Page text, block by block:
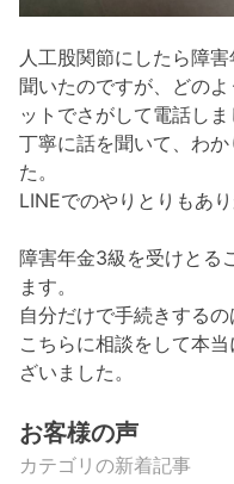
人工股関節にしたら障
聞いたのですが、どの
ットでさがして電話しま
丁寧に話を聞いて、わ
た。
LINEでのやりとりもあり
障害年金3級を受けとる
ます。
自分だけで手続きするの
こちらに相談をして本
ざいました。
お客様の声
カテゴリの新着記事